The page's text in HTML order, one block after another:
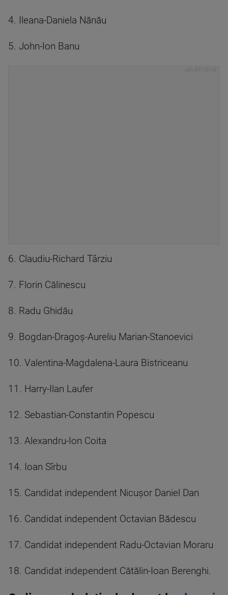
4. Ileana-Daniela Nănău
5. John-Ion Banu
6. Claudiu-Richard Târziu
7. Florin Călinescu
8. Radu Ghidău
9. Bogdan-Dragoş-Aureliu Marian-Stanoevici
10. Valentina-Magdalena-Laura Bistriceanu
11. Harry-Ilan Laufer
12. Sebastian-Constantin Popescu
13. Alexandru-Ion Coita
14. Ioan Sîrbu
15. Candidat independent Nicuşor Daniel Dan
16. Candidat independent Octavian Bădescu
17. Candidat independent Radu-Octavian Moraru
18. Candidat independent Cătălin-Ioan Berenghi.